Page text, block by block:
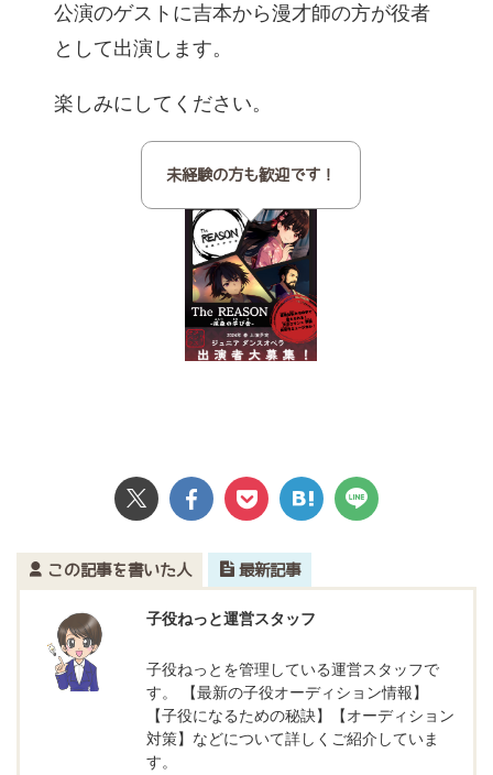
公演のゲストに吉本から漫才師の方が役者
として出演します。
楽しみにしてください。
未経験の方も歓迎です！
この記事を書いた人 最新記事
子役ねっと運営スタッフ
子役ねっとを管理している運営スタッフで
す。 【最新の子役オーディション情報】
【子役になるための秘訣】【オーディション
対策】などについて詳しくご紹介していま
す。